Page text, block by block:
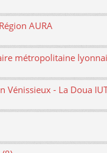
AURA
métropolitaine
Vénissieux - La Doua